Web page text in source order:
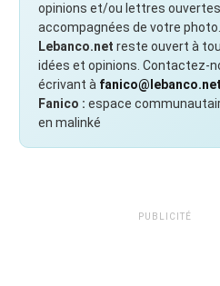
opinions et/ou lettres
accompagnées de votre photo.
Lebanco.net reste ouvert à
idées et opinions. Contactez-
écrivant à fanico@lebanco.net
Fanico : espace
en malinké
PUBLICITÉ